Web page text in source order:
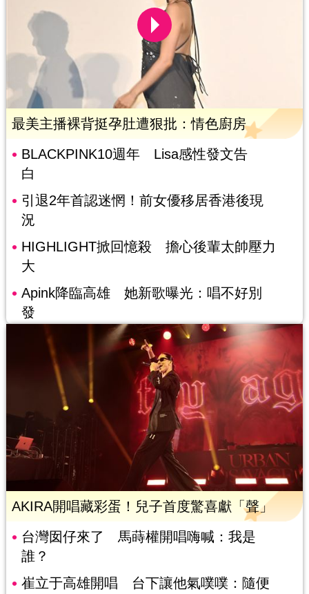
最美主播裸背挺孕肚遭狠批：情色廚房
BLACKPINK10週年 Lisa感性發文告
白
引退2年首認迷惘！前女優移居香港後現
況
HIGHLIGHT掀回憶殺 擔心後輩太帥壓力
大
Apink降臨高雄 她新歌曝光：唱不好別
發
AKIRA開唱藏彩蛋！兒子首度驚喜獻「聲」
台灣囡仔來了 馬蒔權開唱嗨喊：我是
誰？
崔立于高雄開唱 台下讓他氣噗噗：隨便